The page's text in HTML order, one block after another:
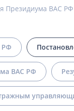
Президиума ВАС РФ
РФ
ВАС РФ